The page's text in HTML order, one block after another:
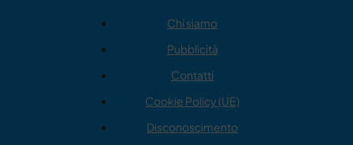
Chi siamo
Pubblicità
Contatti
Cookie Policy (UE)
Disconoscimento